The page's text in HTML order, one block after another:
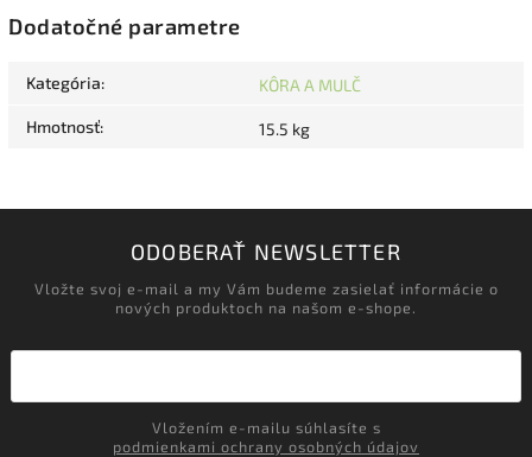
Dodatočné parametre
Kategória: KÔRA A MULČ
Hmotnosť: 15.5 kg
ODOBERAŤ NEWSLETTER
Vložte svoj e-mail a my Vám budeme zasielať informácie o
nových produktoch na našom e-shope.
podmienkami ochrany osobných údajov